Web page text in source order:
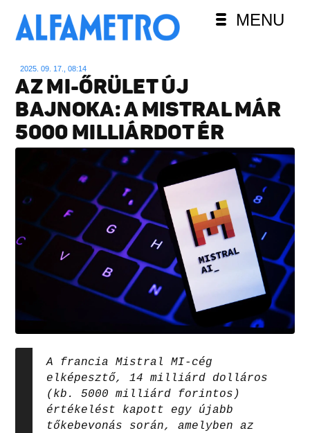
MENU
2025. 09. 17., 08:14
AZ MI-ŐRÜLET ÚJ
BAJNOKA: A MISTRAL MÁR
5000 MILLIÁRDOT ÉR
A francia Mistral MI-cég
elképesztő, 14 milliárd dolláros
(kb. 5000 milliárd forintos)
értékelést kapott egy újabb
tőkebevonás során, amelyben az